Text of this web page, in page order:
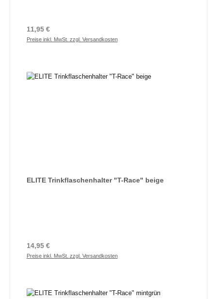
Regulärer Preis:
11,95 €
Preise inkl. MwSt. zzgl. Versandkosten
ELITE Trinkflaschenhalter "T-Race" beige
Regulärer Preis:
14,95 €
Preise inkl. MwSt. zzgl. Versandkosten